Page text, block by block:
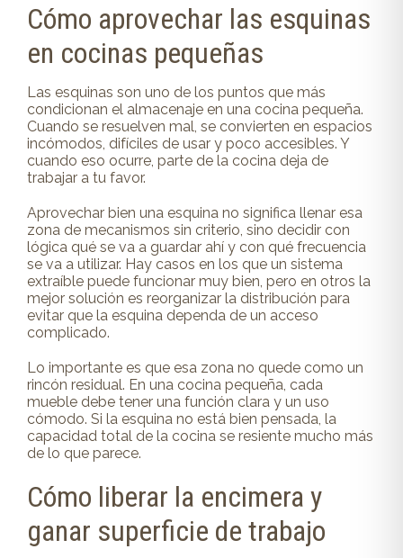
Cómo aprovechar las esquinas
en cocinas pequeñas
Las esquinas son uno de los puntos que más
condicionan el almacenaje en una cocina pequeña.
Cuando se resuelven mal, se convierten en espacios
incómodos, difíciles de usar y poco accesibles. Y
cuando eso ocurre, parte de la cocina deja de
trabajar a tu favor.
Aprovechar bien una esquina no significa llenar esa
zona de mecanismos sin criterio, sino decidir con
lógica qué se va a guardar ahí y con qué frecuencia
se va a utilizar. Hay casos en los que un sistema
extraíble puede funcionar muy bien, pero en otros la
mejor solución es reorganizar la distribución para
evitar que la esquina dependa de un acceso
complicado.
Lo importante es que esa zona no quede como un
rincón residual. En una cocina pequeña, cada
mueble debe tener una función clara y un uso
cómodo. Si la esquina no está bien pensada, la
capacidad total de la cocina se resiente mucho más
de lo que parece.
Cómo liberar la encimera y
ganar superficie de trabajo